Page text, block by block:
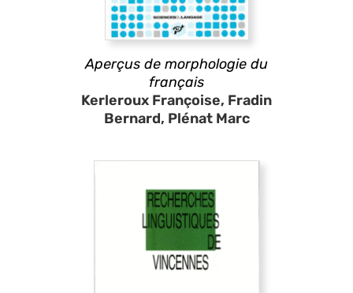
Aperçus de morphologie du
français
Kerleroux Françoise, Fradin
Bernard, Plénat Marc